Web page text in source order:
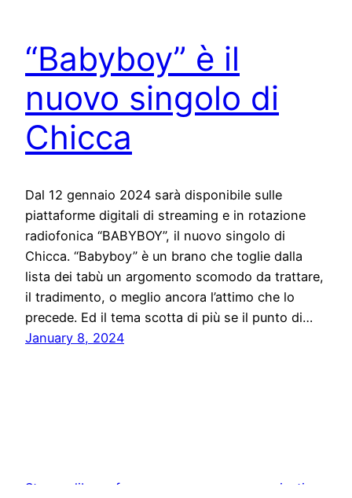
“Babyboy” è il
nuovo singolo di
Chicca
Dal 12 gennaio 2024 sarà disponibile sulle
piattaforme digitali di streaming e in rotazione
radiofonica “BABYBOY”, il nuovo singolo di
Chicca. “Babyboy” è un brano che toglie dalla
lista dei tabù un argomento scomodo da trattare,
il tradimento, o meglio ancora l’attimo che lo
precede. Ed il tema scotta di più se il punto di…
January 8, 2024
Stampa libera, free news e press communication